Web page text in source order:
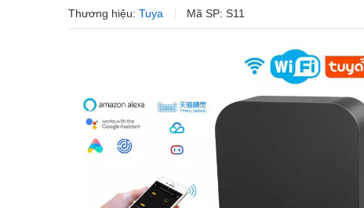
Thương hiệu: Tuya Mã SP: S11